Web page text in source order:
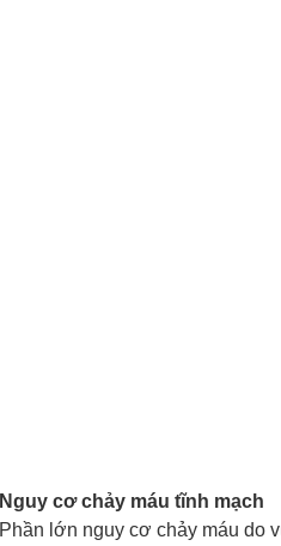
Nguy cơ chảy máu tĩnh mạch
Phần lớn nguy cơ chảy máu do